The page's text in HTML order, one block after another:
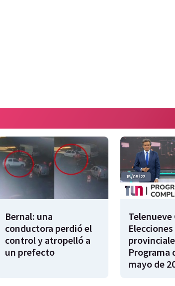
Bernal: una
conductora perdió el
control y atropelló a
un prefecto
Telenueve
Elecciones
Programa
mayo de